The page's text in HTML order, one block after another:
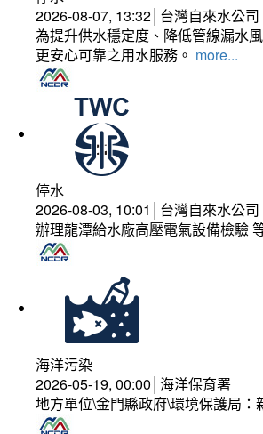
2026-08-07, 13:32│台灣自來水公司
為提升供水穩定度、降低管線漏水
更安心可靠之用水服務。 more...
停水
2026-08-03, 10:01│台灣自來水公司
辦理龍潭給水廠高壓電氣設備檢驗
海洋污染
2026-05-19, 00:00│海洋保育署
地方單位\金門縣政府\環境保護局